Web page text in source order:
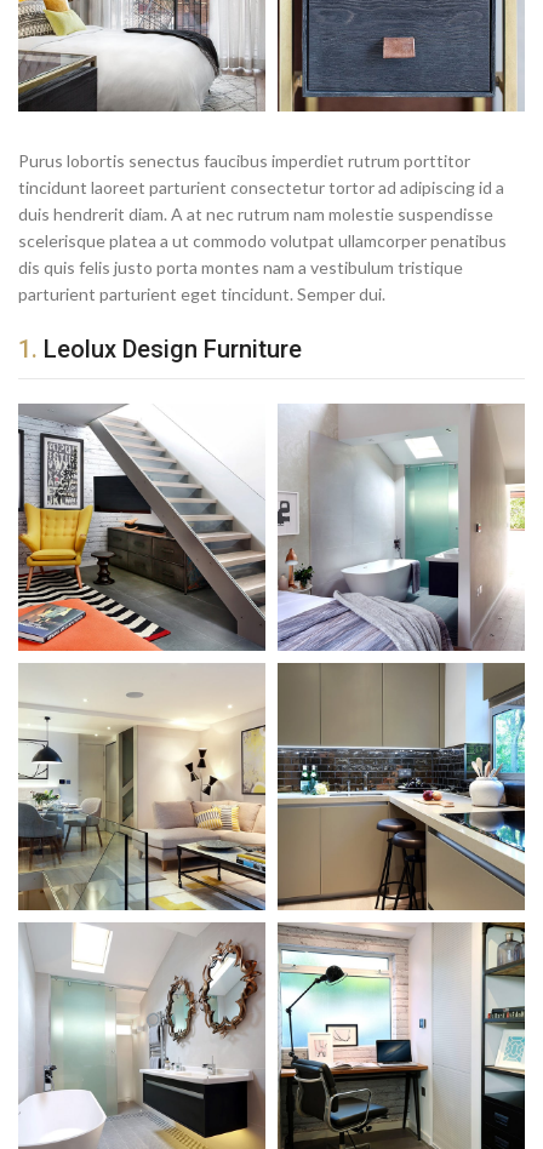
Purus lobortis senectus faucibus imperdiet rutrum porttitor
tincidunt laoreet parturient consectetur tortor ad adipiscing id a
duis hendrerit diam. A at nec rutrum nam molestie suspendisse
scelerisque platea a ut commodo volutpat ullamcorper penatibus
dis quis felis justo porta montes nam a vestibulum tristique
parturient parturient eget tincidunt. Semper dui.
1. Leolux Design Furniture